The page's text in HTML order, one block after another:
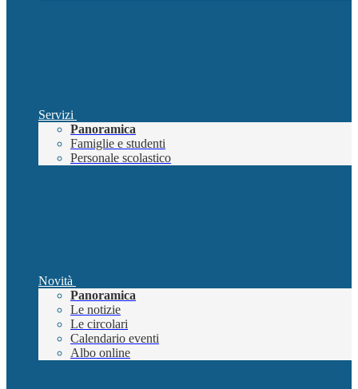
Servizi
Panoramica
Famiglie e studenti
Personale scolastico
Novità
Panoramica
Le notizie
Le circolari
Calendario eventi
Albo online